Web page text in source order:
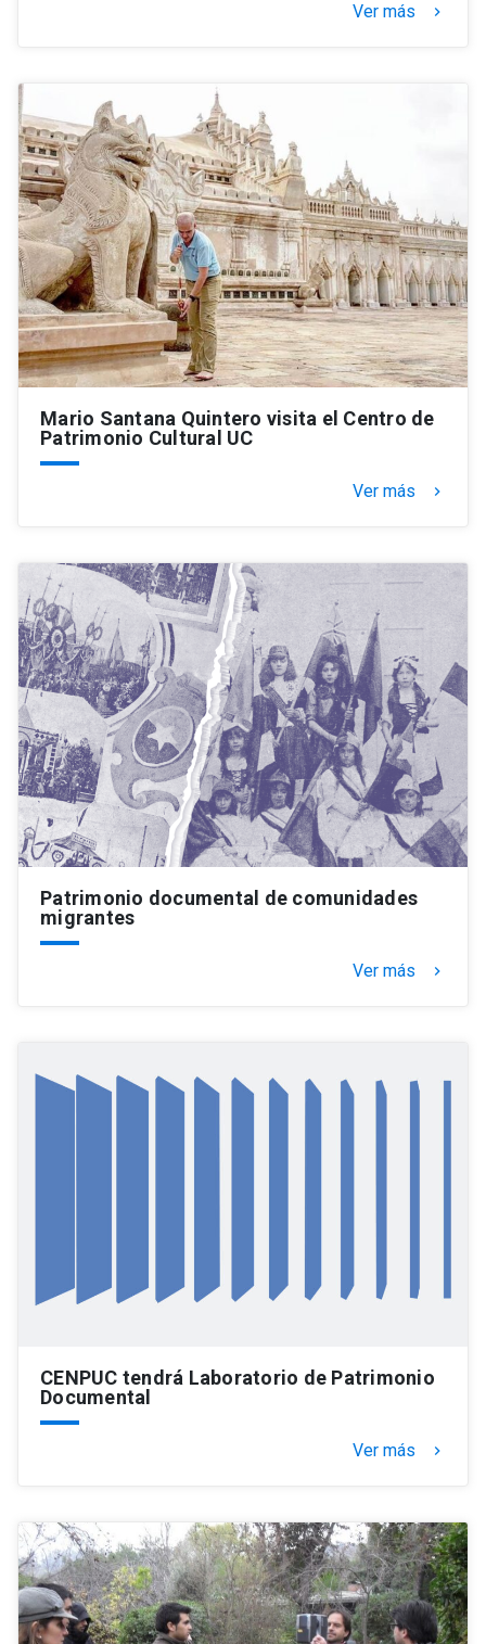
Ver más keyboard_arrow_right
Mario Santana Quintero visita el Centro de
Patrimonio Cultural UC
Ver más keyboard_arrow_right
Patrimonio documental de comunidades
migrantes
Ver más keyboard_arrow_right
CENPUC tendrá Laboratorio de Patrimonio
Documental
Ver más keyboard_arrow_right